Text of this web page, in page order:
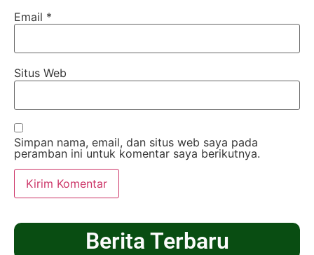
Email *
Situs Web
Simpan nama, email, dan situs web saya pada
peramban ini untuk komentar saya berikutnya.
Berita Terbaru